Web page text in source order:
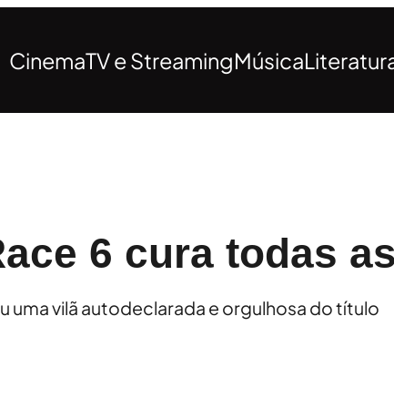
CinemaTV e StreamingMúsica
6 cura todas
uma vilã autodeclarada e orgulhosa do título